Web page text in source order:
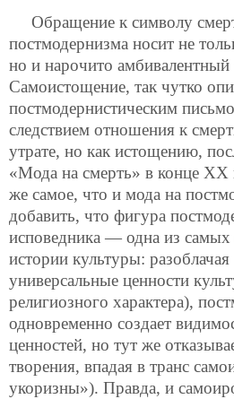
Обращение к символу
постмодернизма носит не
но и нарочито амбивалентный
Самоистощение, так чутко
постмодернистическим
следствием отношения к
утрате, но как истощению,
«Мода на смерть» в конце ХХ
же самое, что и мода на
добавить, что фигура
исповедника — одна из самых
истории культуры: разоблачая
универсальные ценности
религиозного характера),
одновременно создает
ценностей, но тут же
творения, впадая в транс
укоризны»). Правда, и